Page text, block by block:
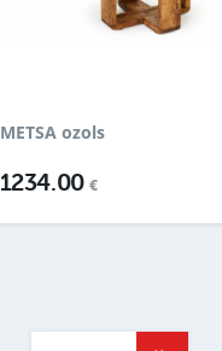
METSA ozols
1234.00€